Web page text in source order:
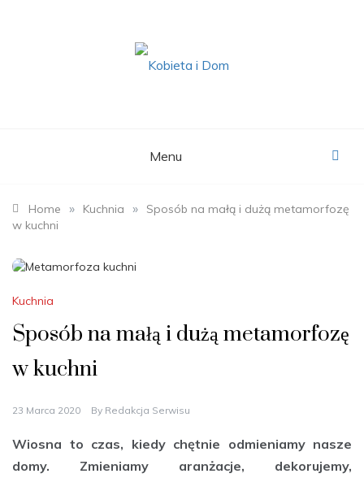
Menu
Home » Kuchnia »
Sposób na małą i dużą metamorfozę
w kuchni
Kuchnia
Sposób na małą i dużą metamorfozę
w kuchni
23 Marca 2020 By Redakcja Serwisu
Wiosna to czas, kiedy chętnie odmieniamy nasze
domy. Zmieniamy aranżacje, dekorujemy,